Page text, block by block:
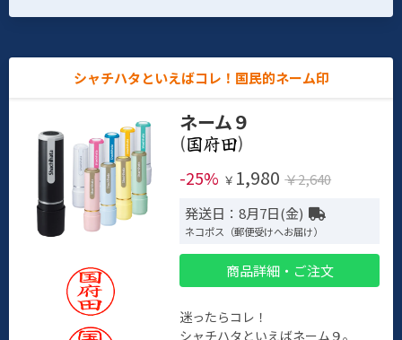
シャチハタといえばコレ！国民的ネーム印
ネーム９
(
)
-25% ￥ 1,980 ￥2,640
発送日：8月7日(金)
ネコポス（郵便受けへお届け）
商品詳細・ご注文
迷ったらコレ！
シャチハタといえばネーム９。